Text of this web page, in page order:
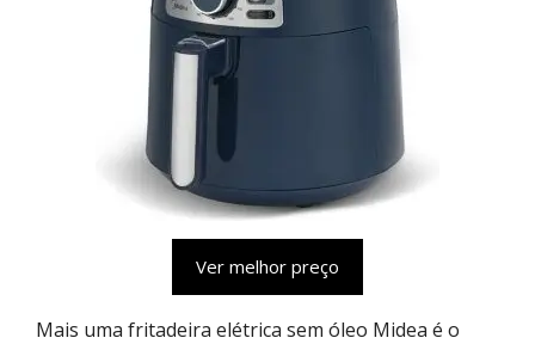
Ver melhor preço
Mais uma fritadeira elétrica sem óleo Midea é o